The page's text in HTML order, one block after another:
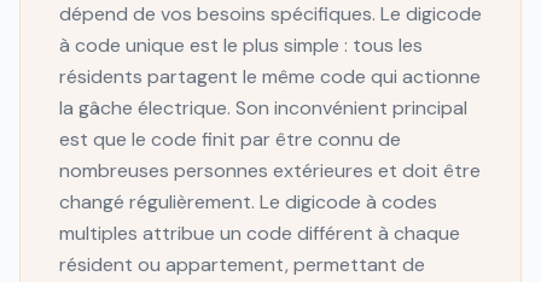
dépend de vos besoins spécifiques. Le digicode
à code unique est le plus simple : tous les
résidents partagent le même code qui actionne
la gâche électrique. Son inconvénient principal
est que le code finit par être connu de
nombreuses personnes extérieures et doit être
changé régulièrement. Le digicode à codes
multiples attribue un code différent à chaque
résident ou appartement, permettant de